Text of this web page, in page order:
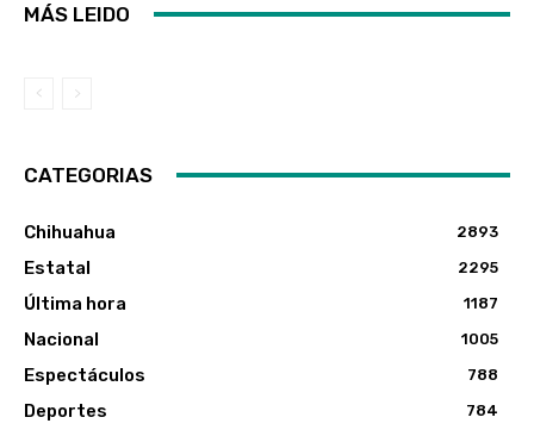
MÁS LEIDO
CATEGORIAS
Chihuahua 2893
Estatal 2295
Última hora 1187
Nacional 1005
Espectáculos 788
Deportes 784